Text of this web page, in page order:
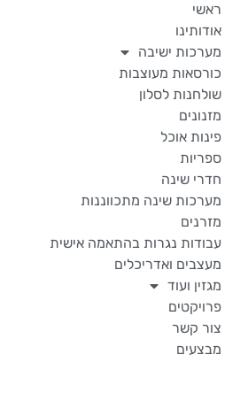
ראשי
אודותינו
מערכות ישיבה
כורסאות מעוצבות
שולחנות לסלון
מזנונים
פינות אוכל
ספריות
חדרי שינה
מערכות שינה מתכווננות
מזרנים
עבודות נגרות בהתאמה אישית
מעצבים ואדריכלים
מגזין ועוד
פרויקטים
צור קשר
מבצעים